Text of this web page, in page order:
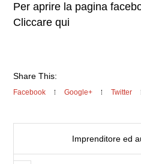
Per aprire la pagina
Cliccare qui
Share This:
Facebook Google+ Twitter
Imprenditore ed